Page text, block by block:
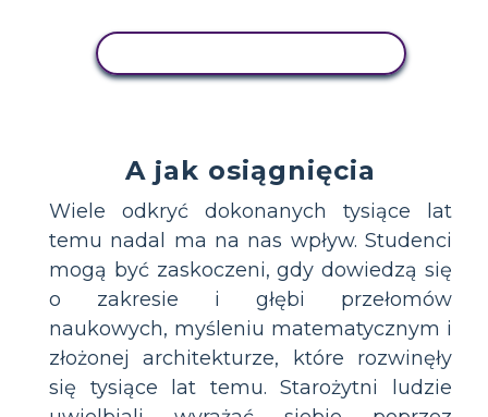
A jak osiągnięcia
Wiele odkryć dokonanych tysiące lat
temu nadal ma na nas wpływ. Studenci
mogą być zaskoczeni, gdy dowiedzą się
o zakresie i głębi przełomów
naukowych, myśleniu matematycznym i
złożonej architekturze, które rozwinęły
się tysiące lat temu. Starożytni ludzie